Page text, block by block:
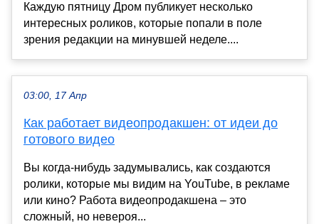
Каждую пятницу Дром публикует несколько
интересных роликов, которые попали в поле
зрения редакции на минувшей неделе....
03:00, 17 Апр
Как работает видеопродакшен: от идеи до
готового видео
Вы когда-нибудь задумывались, как создаются
ролики, которые мы видим на YouTube, в рекламе
или кино? Работа видеопродакшена – это
сложный, но невероя...